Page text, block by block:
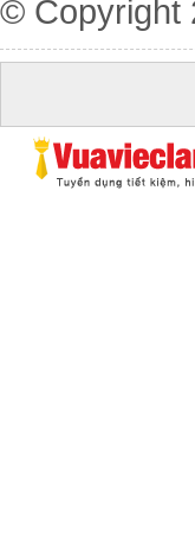
© Copyright